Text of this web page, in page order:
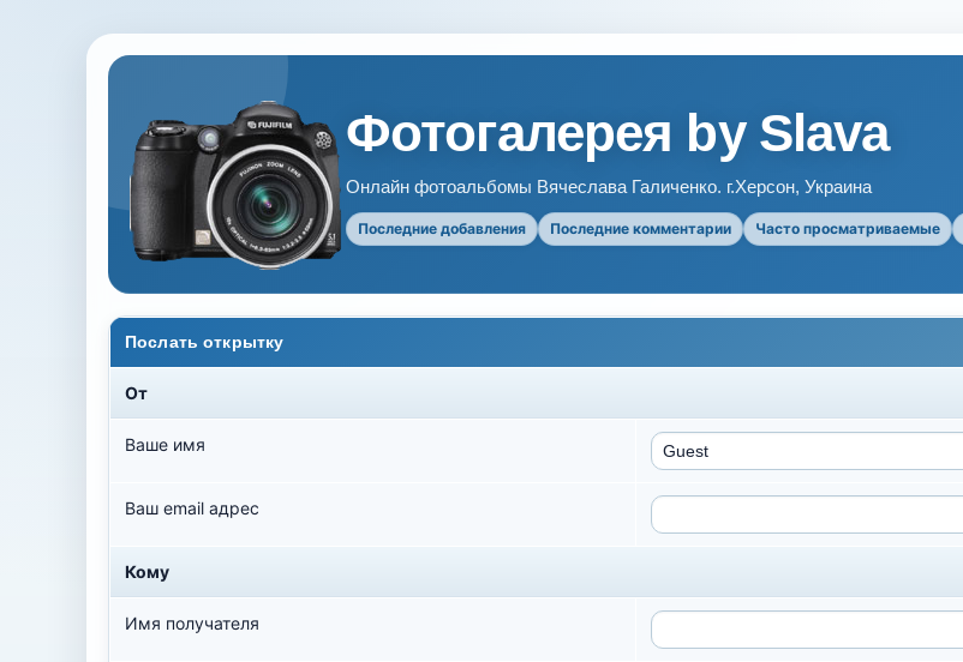
Фотогалерея by Slava
Онлайн фотоальбомы Вячеслава Галиченко. г.Херсон, Украина
Последние добавления Последние комментарии Часто просматриваемые
Послать открытку
От
Ваше имя
Ваш email адрес
Кому
Имя получателя